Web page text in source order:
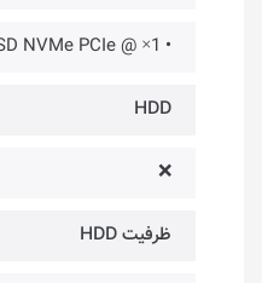
• 1× @ M.2 SSD NVMe PCIe
HDD
❌
ظرفیت HDD